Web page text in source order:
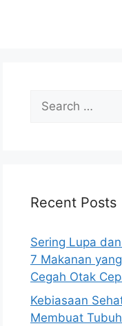
f
r
:
Recent Posts
Sering Lupa
7 Makanan
Cegah Otak
Kebiasaan
Membuat